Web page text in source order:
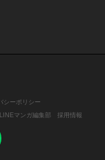
シーポリシー
マンガ編集部
採用情報